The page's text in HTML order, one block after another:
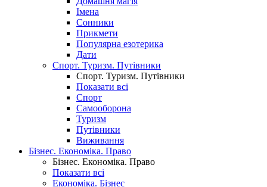
Імена
Сонники
Прикмети
Популярна езотерика
Дати
Спорт. Туризм. Путівники
Спорт. Туризм. Путівники
Показати всі
Спорт
Самооборона
Туризм
Путівники
Виживання
Бізнес. Економіка. Право
Бізнес. Економіка. Право
Показати всі
Економіка. Бізнес